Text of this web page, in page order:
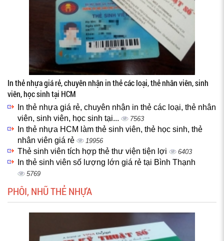
In thẻ nhựa giá rẻ, chuyên nhận in thẻ các loại, thẻ nhân viên, sinh
viên, học sinh tại HCM
In thẻ nhựa giá rẻ, chuyên nhận in thẻ các loại, thẻ nhân
viên, sinh viên, học sinh tại...
7563
In thẻ nhựa HCM làm thẻ sinh viên, thẻ học sinh, thẻ
nhân viên giá rẻ
19956
Thẻ sinh viên tích hợp thẻ thư viện tiện lợi 6403
In thẻ sinh viên số lượng lớn giá rẻ tại Bình Thạnh
5769
PHÔI, NHŨ THẺ NHỰA